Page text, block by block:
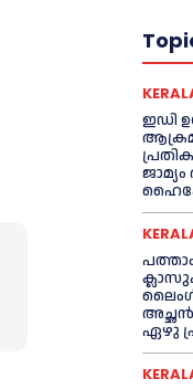
ഇഡി
അച്ഛന്‍
ഏഴു